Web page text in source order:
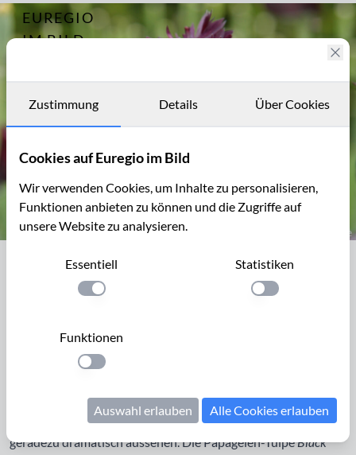
EUREGIO
IM BILD
Archiv
Kontakt
Archiv 6582
Papageien-Tulpe Black Parrot, eine
Züchtung von 1937 im Museumsgarten
Papageien-Tulpen
Blütenblätter sind federartig gefranst, sie wirken wie
eingeschnitten und sind häufig gekräuselt, sodass die Blüten
geradezu dramatisch aussehen. Die Papageien-TulpeBlack
Zustimmung Details Über Cookies
Cookies auf Euregio im Bild
Wir verwenden Cookies, um Inhalte zu personalisieren,
Funktionen anbieten zu können und die Zugriffe auf
unsere Website zu analysieren.
Essentiell
Einstellung anwenden
Statistiken
Einstellung
Funktionen
Einstellung anwenden
Auswahl erlauben Alle Cookies erlauben